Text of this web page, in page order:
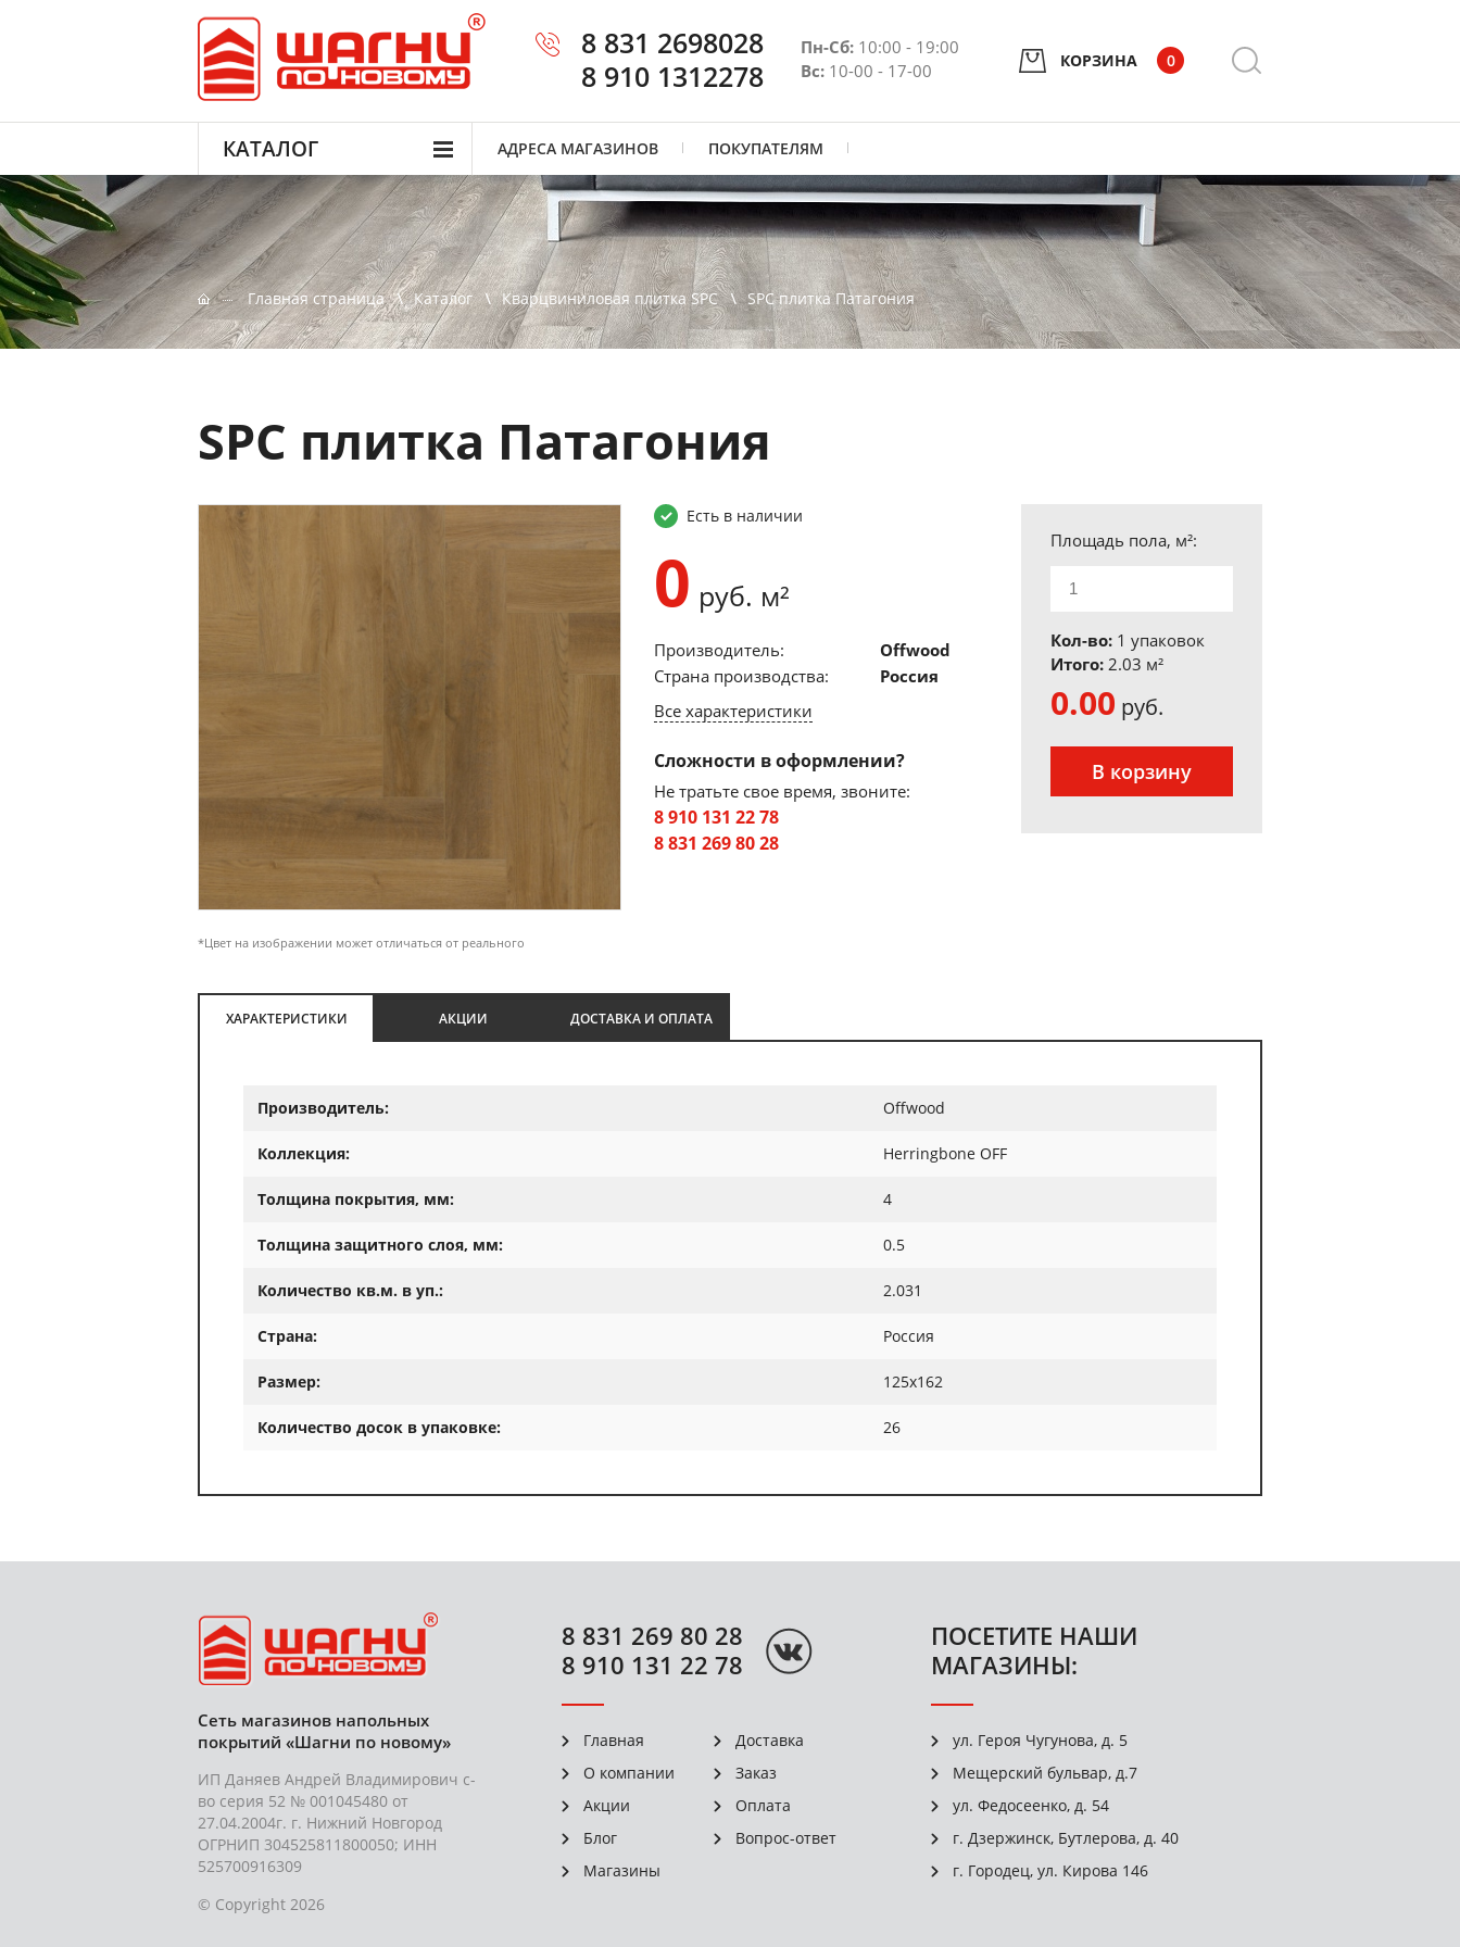
8 831 2698028
8 910 1312278
Пн-Сб: 10:00 - 19:00
Вс: 10-00 - 17-00 КОРЗИНА 0
КАТАЛОГ АДРЕСА МАГАЗИНОВ ПОКУПАТЕЛЯМ
Главная страница Каталог Кварцвиниловая плитка SPC SPC плитка Патагония
SPC плитка Патагония
*Цвет на изображении может отличаться от реального
Есть в наличии
0 руб. м²
Производитель:
Offwood
Страна производства:
Россия
Все характеристики
Сложности в оформлении?
Не тратьте свое время, звоните:
8 910 131 22 78
8 831 269 80 28
Площадь пола, м²:
Кол-во: 1 упаковок
Итого: 2.03 м²
0.00 руб.
В корзину
ХАРАКТЕРИСТИКИ АКЦИИ ДОСТАВКА И ОПЛАТА
Производитель: Offwood
Коллекция: Herringbone OFF
Толщина покрытия, мм: 4
Толщина защитного слоя, мм: 0.5
Количество кв.м. в уп.: 2.031
Страна: Россия
Размер: 125х162
Количество досок в упаковке: 26
Сеть магазинов напольных
покрытий «Шагни по новому»
ИП Даняев Андрей Владимирович с-
во серия 52 № 001045480 от
27.04.2004г. г. Нижний Новгород
ОГРНИП 304525811800050; ИНН
525700916309
© Copyright 2026
8 831 269 80 28
8 910 131 22 78
Главная
О компании
Акции
Блог
Магазины
Доставка
Заказ
Оплата
Вопрос-ответ
ПОСЕТИТЕ НАШИ
МАГАЗИНЫ:
ул. Героя Чугунова, д. 5
Мещерский бульвар, д.7
ул. Федосеенко, д. 54
г. Дзержинск, Бутлерова, д. 40
г. Городец, ул. Кирова 146